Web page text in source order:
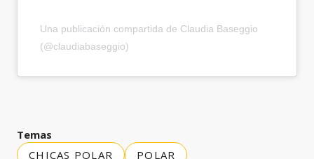
Una publicación compartida de Claudia Baseggio
(@claudiabaseggio)
Temas
CHICAS POLAR
POLAR